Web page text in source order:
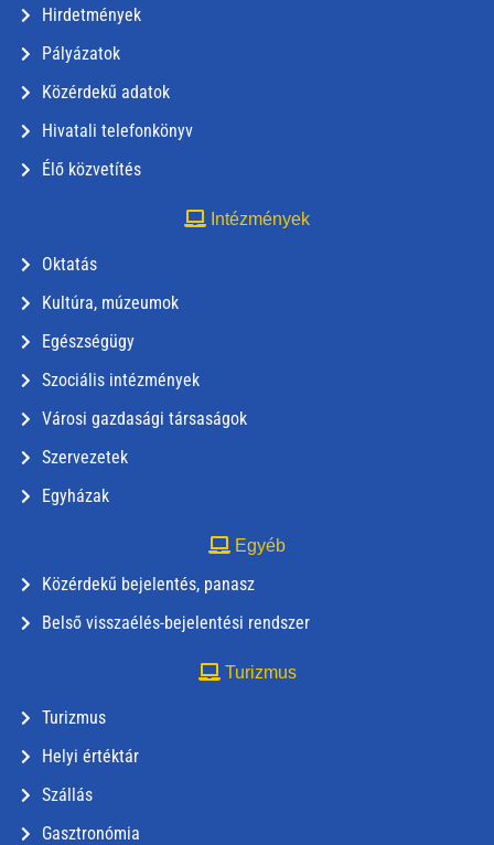
Hirdetmények
Pályázatok
Közérdekű adatok
Hivatali telefonkönyv
Élő közvetítés
Intézmények
Oktatás
Kultúra, múzeumok
Egészségügy
Szociális intézmények
Városi gazdasági társaságok
Szervezetek
Egyházak
Egyéb
Közérdekű bejelentés, panasz
Belső visszaélés-bejelentési rendszer
Turizmus
Turizmus
Helyi értéktár
Szállás
Gasztronómia